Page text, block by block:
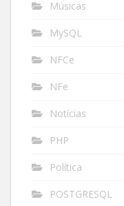
Músicas
MySQL
NFCe
NFe
Notícias
PHP
Política
POSTGRESQL